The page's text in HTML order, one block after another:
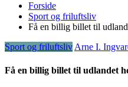
Forside
Sport og friluftsliv
Få en billig billet til
Sport og friluftslivArne I.
Få en billig billet til udlandet